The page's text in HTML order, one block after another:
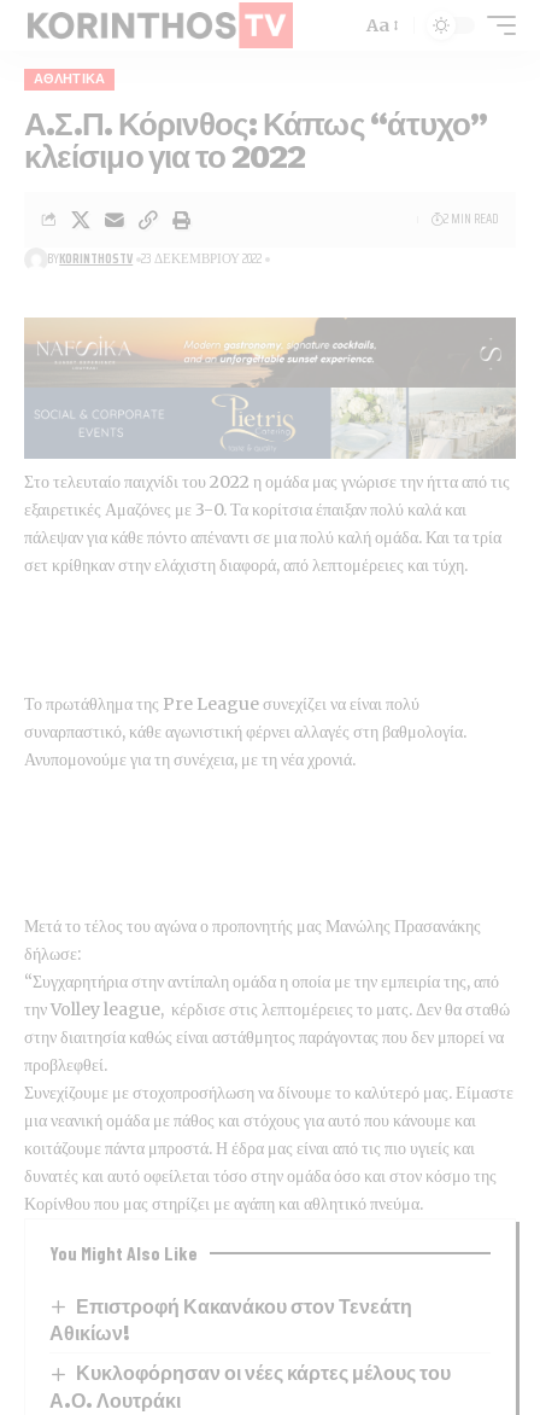
Aa
ΑΘΛΗΤΙΚΑ
Α.Σ.Π. Κόρινθος: Κάπως “άτυχο”
κλείσιμο για το 2022
BYKORINTHOSTV 23 ΔΕΚΕΜΒΡΊΟΥ 2022
2 MIN READ
Στο τελευταίο παιχνίδι του 2022 η ομάδα μας γνώρισε την ήττα από τις
εξαιρετικές Αμαζόνες με 3-0. Τα κορίτσια έπαιξαν πολύ καλά και
πάλεψαν για κάθε πόντο απέναντι σε μια πολύ καλή ομάδα. Και τα τρία
σετ κρίθηκαν στην ελάχιστη διαφορά, από λεπτομέρειες και τύχη.
Το πρωτάθλημα της Pre League συνεχίζει να είναι πολύ
συναρπαστικό, κάθε αγωνιστική φέρνει αλλαγές στη βαθμολογία.
Ανυπομονούμε για τη συνέχεια, με τη νέα χρονιά.
Μετά το τέλος του αγώνα ο προπονητής μας Μανώλης Πρασανάκης
δήλωσε:
“Συγχαρητήρια στην αντίπαλη ομάδα η οποία με την εμπειρία της, από
την Volley league, κέρδισε στις λεπτομέρειες το ματς. Δεν θα σταθώ
στην διαιτησία καθώς είναι αστάθμητος παράγοντας που δεν μπορεί να
προβλεφθεί.
Συνεχίζουμε με στοχοπροσήλωση να δίνουμε το καλύτερό μας. Είμαστε
μια νεανική ομάδα με πάθος και στόχους για αυτό που κάνουμε και
κοιτάζουμε πάντα μπροστά. Η έδρα μας είναι από τις πιο υγιείς και
δυνατές και αυτό οφείλεται τόσο στην ομάδα όσο και στον κόσμο της
Κορίνθου που μας στηρίζει με αγάπη και αθλητικό πνεύμα.
You Might Also Like
Επιστροφή Κακανάκου στον Τενεάτη
Αθικίων!
Κυκλοφόρησαν οι νέες κάρτες μέλους του
Α.Ο. Λουτράκι